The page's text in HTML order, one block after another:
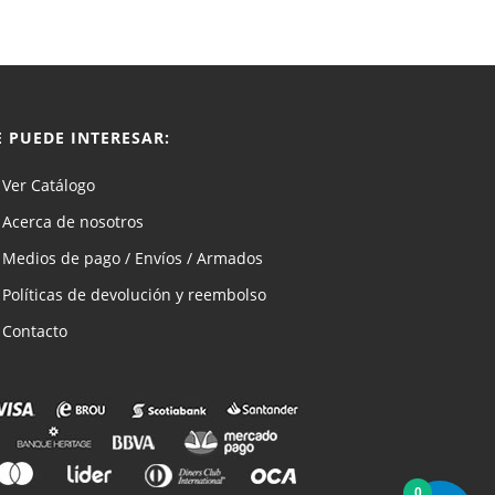
PUEDE INTERESAR:
Ver Catálogo
Acerca de nosotros
Medios de pago / Envíos / Armados
Políticas de devolución y reembolso
Contacto